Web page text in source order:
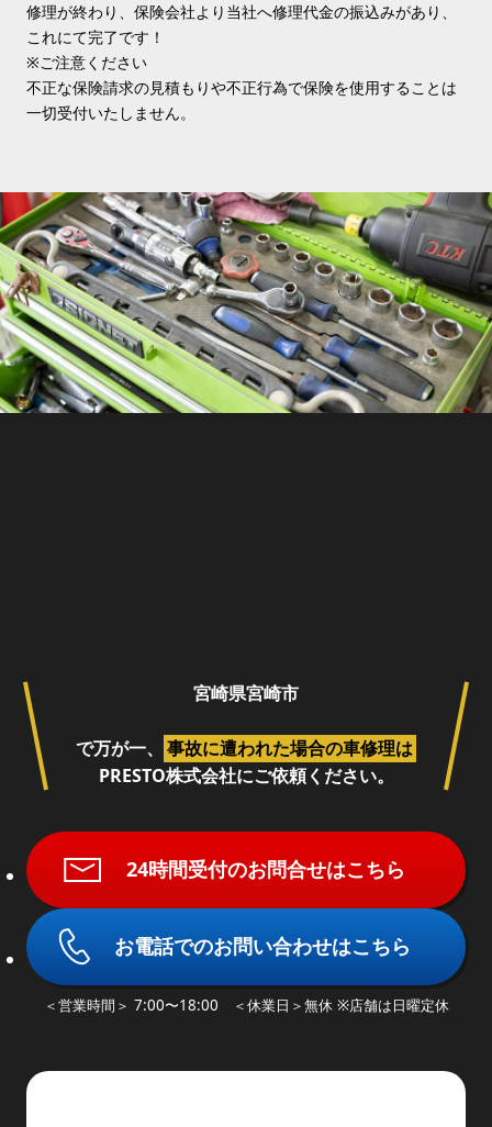
修理が終わり、保険会社より当社へ修理代金の振込みがあり、
これにて完了です！
※ご注意ください
不正な保険請求の見積もりや不正行為で保険を使用することは
一切受付いたしません。
宮崎県宮崎市
で万が一、
事故に遭われた場合の車修理は
PRESTO株式会社にご依頼ください。
24時間受付のお問合せはこちら
お電話でのお問い合わせはこちら
＜営業時間＞ 7:00〜18:00 ＜休業日＞無休 ※店舗は日曜定休